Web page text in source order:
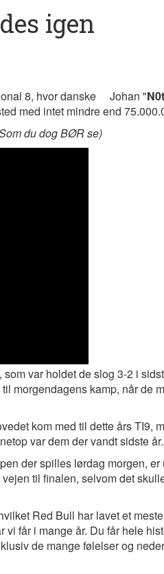
igen
8, hvor danske Johan "
med intet mindre end
du dog BØR se)
, som var holdet de slog 3-2 i
morgendagens kamp, når de
kom med til dette års TI9,
var dem der vandt sidste år.
der spilles lørdag morgen, er
til finalen, selvom det
Red Bull har lavet et
vi får i mange år. Du får hele
de mange følelser og